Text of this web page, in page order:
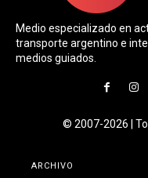
Medio especializado en
transporte argentino e
medios guiados.
© 2007-2026 |
ARCHIVO